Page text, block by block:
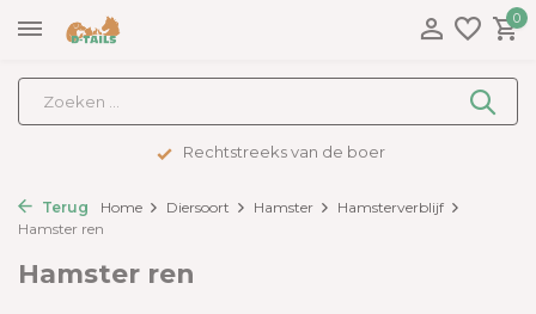
0
Rechtstreeks van de boer
Terug Home Diersoort Hamster
Hamsterverblijf
Hamster ren
Hamster ren